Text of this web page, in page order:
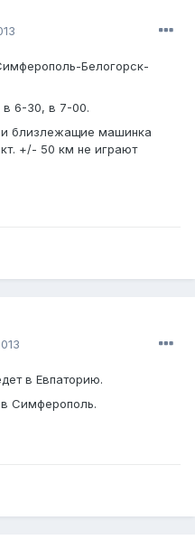
Белогорск-
в 6-30, в 7-00.
близлежащие машинка
+/- 50 км не играют
в Евпаторию.
Симферополь.